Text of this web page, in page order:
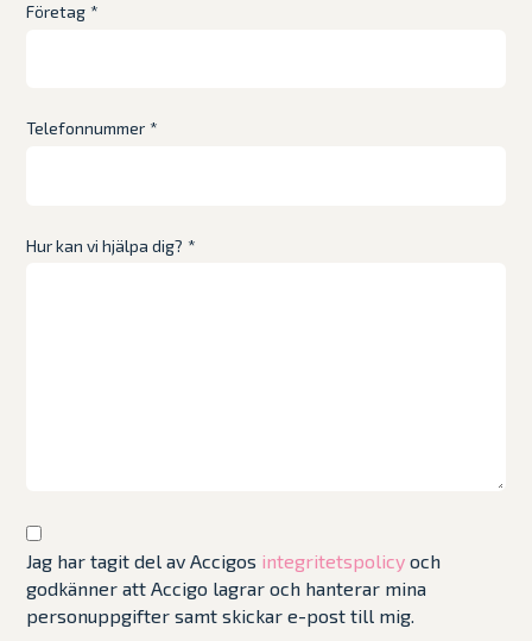
Företag *
Telefonnummer *
Hur kan vi hjälpa dig? *
Jag har tagit del av Accigos integritetspolicy och
godkänner att Accigo lagrar och hanterar mina
personuppgifter samt skickar e-post till mig.